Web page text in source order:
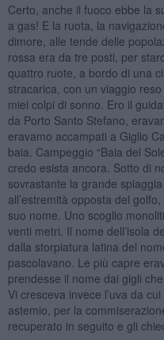
Certo, anche il fuoco ebbe la
a gas! E la ruota, la
dimore, alle tende delle
rossa era da tre posti, per
quattro ruote, a bordo di una
stracarica, con un viaggio
miei colpi di sonno. Ero il
da Porto Santo Stefano,
eravamo accampati a Giglio
baia. Campeggio “Baia del
credo esista ancora. Sotto di
sovrastante la grande
all’estremità opposta del
suo nome. Uno scoglio
venti metri. Il nome dell’isola
dalla storpiatura latina del
pascolavano. Le più capre
prendesse il nome dai gigli
Vi cresceva invece l’uva da
astemio, per la
recuperato in seguito e gli